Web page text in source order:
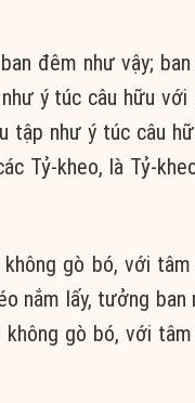
đêm như vậy;
ý túc câu hữu với
như ý túc câu
Tỷ-kheo, là Tỷ-
gò bó, với
nắm lấy, tưởng
gò bó, với